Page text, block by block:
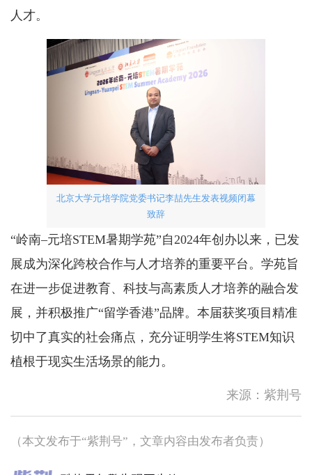
人才。
北京大学元培学院党委书记李喆先生发表视频闭幕
致辞
“岭南–元培STEM暑期学苑”自2024年创办以来，已发
展成为深化跨校合作与人才培养的重要平台。学苑旨
在进一步促进教育、科技与高素质人才培养的融合发
展，并积极推广“留学香港”品牌。本届获奖项目精准
切中了真实的社会痛点，充分证明学生将STEM知识
植根于现实生活场景的能力。
来源：紫荆号
（本文发布于“紫荆号”，文章内容由发布者负责）
高温天气持续！请补充足够水
随著热带气旋白海豚移向浙江